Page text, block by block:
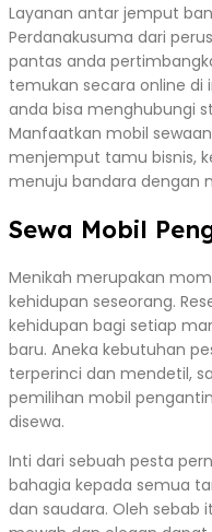
Layanan antar jemput
Perdanakusuma dari
pantas anda
temukan secara online
anda bisa menghubungi
Manfaatkan mobil
menjemput tamu bisnis,
menuju bandara dengan
Sewa Mobil
Menikah merupakan
kehidupan seseorang.
kehidupan bagi setiap
baru. Aneka kebutuhan
terperinci dan mendetil,
pemilihan mobil
disewa.
Inti dari sebuah pesta
bahagia kepada semua
dan saudara. Oleh sebab